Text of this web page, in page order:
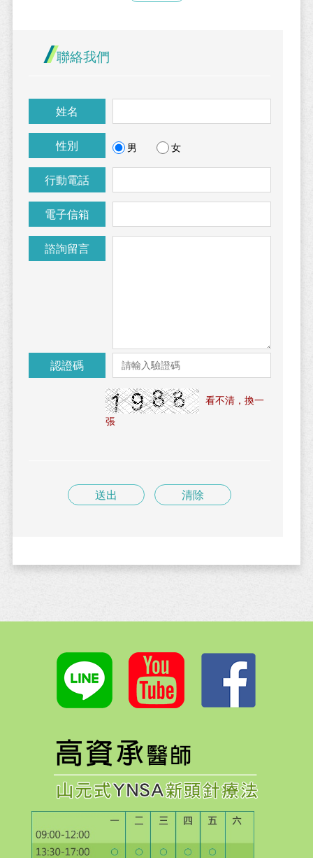
聯絡我們
姓名
性別 男 女
行動電話
電子信箱
諮詢留言
認證碼
看不清，換一
張
送出 清除